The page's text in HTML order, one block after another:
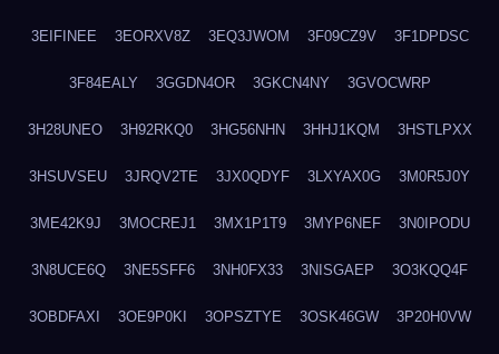
3EIFINEE 3EORXV8Z 3EQ3JWOM 3F09CZ9V 3F1DPDSC
3F84EALY 3GGDN4OR 3GKCN4NY 3GVOCWRP
3H28UNEO 3H92RKQ0 3HG56NHN 3HHJ1KQM 3HSTLPXX
3HSUVSEU 3JRQV2TE 3JX0QDYF 3LXYAX0G 3M0R5J0Y
3ME42K9J 3MOCREJ1 3MX1P1T9 3MYP6NEF 3N0IPODU
3N8UCE6Q 3NE5SFF6 3NH0FX33 3NISGAEP 3O3KQQ4F
3OBDFAXI 3OE9P0KI 3OPSZTYE 3OSK46GW 3P20H0VW